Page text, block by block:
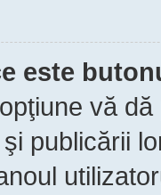
este
vă
publicării